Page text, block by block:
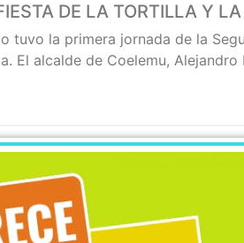
DE LA TORTILLA Y
tuvo la primera jornada de la
El alcalde de Coelemu,
DE CALLE
de Coelemu informa:
Palazuelo y calle Palazuelos entre